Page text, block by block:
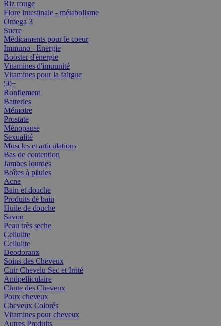
Riz rouge
Flore intestinale - métabolisme
Omega 3
Sucre
Médicaments pour le coeur
Immuno - Energie
Booster d'énergie
Vitamines d'imuunité
Vitamines pour la faitgue
50+
Ronflement
Batteries
Mémoire
Prostate
Ménopause
Sexualité
Muscles et articulations
Bas de contention
Jambes lourdes
Boîtes à pilules
Acne
Bain et douche
Produits de bain
Huile de douche
Savon
Peau très seche
Cellulite
Cellulite
Deodorants
Soins des Cheveux
Cuir Chevelu Sec et Irrité
Antipelliculaire
Chute des Cheveux
Poux cheveux
Cheveux Colorés
Vitamines pour cheveux
Autres Produits